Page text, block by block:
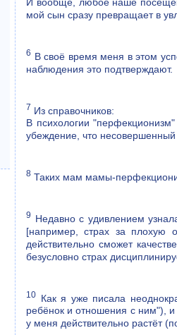
мой сын сразу превращает в
6 В своё время меня в этом
наблюдения это подтверждают.
7 Из справочников:
В психологии
убеждение, что
8 Таких мам мамы-
9
Недавно с удивлением
[например, страх за плохую
действительно сможет
безусловно страх
10
Как я уже писала
ребёнок и отношения с ним"),
у меня действительно растёт